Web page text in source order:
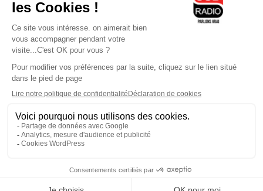
olympique-et-lyonnais.com
L'application Iphone / Android
Téléchargez l'application
Les cookies
Gestion des cookies
Crédit photos : ©Sud Radio / Pierre Olivier
Judith Beller
Yvan Cujious